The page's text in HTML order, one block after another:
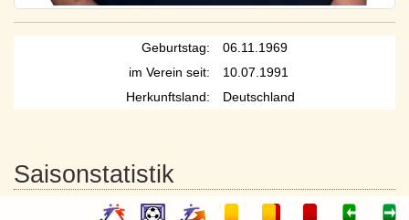
Geburtstag:
06.11.1969
im Verein seit:
10.07.1991
Herkunftsland:
Deutschland
Saisonstatistik